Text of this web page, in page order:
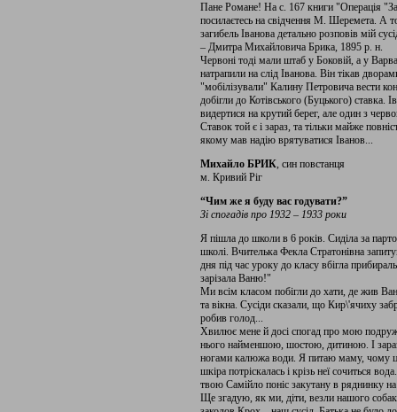
Пане Романе! На с. 167 книги "Операція
посилаєтесь на свідчення М. Шеремета. А
загибель Іванова детально розповів мій
– Дмитра Михайловича Брика, 1895 р. н.
Червоні тоді мали штаб у Боковій, а у
натрапили на слід Іванова. Він тікав
"мобілізували" Калину Петровича вести
добігли до Котівського (Буцького) ставка.
видертися на крутий берег, але один з
Ставок той є і зараз, та тільки майже
якому мав надію врятуватися Іванов...
Михайло БРИК, син повстанця
м. Кривий Ріг
“Чим же я буду вас годувати?”
Зі спогадів про 1932 – 1933 роки
Я пішла до школи в 6 років. Сиділа за
школі. Вчителька Фекла Стратонівна
дня під час уроку до класу вбігла
зарізала Ваню!"
Ми всім класом побігли до хати, де жив
та вікна. Сусіди сказали, що Кир\'ячиху
робив голод...
Хвилює мене й досі спогад про мою
нього найменшою, шостою, дитиною. І зараз
ногами калюжа води. Я питаю маму, чому
шкіра потріскалась і крізь неї сочиться
твою Самійло поніс закутану в ряднинку
Ще згадую, як ми, діти, везли нашого